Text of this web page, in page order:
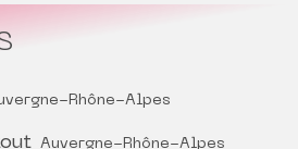
Rhône-Alpes
Auvergne-Rhône-Alpes